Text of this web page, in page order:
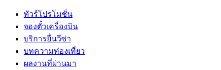
ทัวร์โปรโมชั่น
จองตั๋วเครื่องบิน
บริการยื่นวีซ่า
บทความท่องเที่ยว
ผลงานที่ผ่านมา